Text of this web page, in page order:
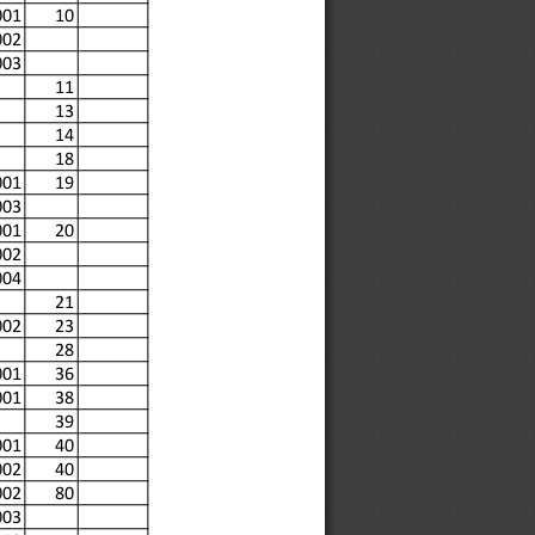
10
11
13
14
18
19
20
21
23
28
36
38
39
40
40
80